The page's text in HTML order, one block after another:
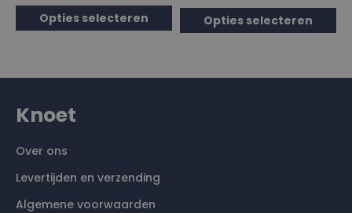
Opties selecteren Opties selecteren
Knoet
Over ons
Levertijden en verzending
Algemene voorwaarden